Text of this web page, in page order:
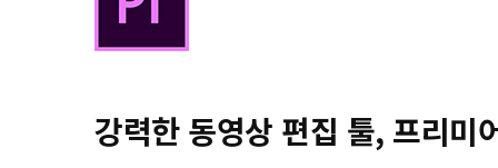
강력한 동영상 편집 툴, 프리미